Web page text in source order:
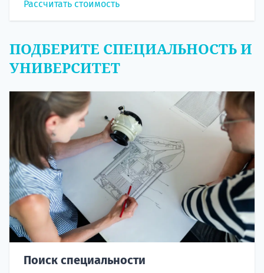
Рассчитать стоимость
ПОДБЕРИТЕ СПЕЦИАЛЬНОСТЬ И
УНИВЕРСИТЕТ
Поиск специальности